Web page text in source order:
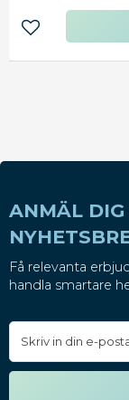
Lägg till i
ANMÄL
Få relevanta
handla smartare